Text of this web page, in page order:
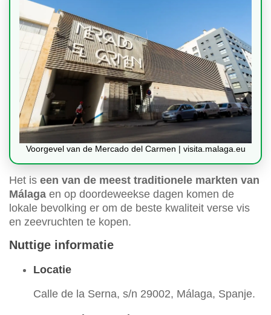
Voorgevel van de Mercado del Carmen | visita.malaga.eu
Het is een van de meest traditionele markten van
Málaga en op doordeweekse dagen komen de
lokale bevolking er om de beste kwaliteit verse vis
en zeevruchten te kopen.
Nuttige informatie
Locatie
Calle de la Serna, s/n 29002, Málaga, Spanje.